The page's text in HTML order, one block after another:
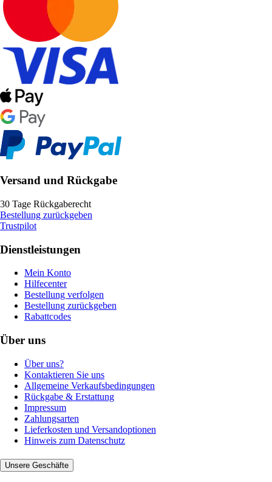
Versand und Rückgabe
30 Tage Rückgaberecht
Bestellung zurückgeben
Trustpilot
Dienstleistungen
Mein Konto
Hilfecenter
Bestellung verfolgen
Bestellung zurückgeben
Rabattcodes
Über uns
Über uns?
Kontaktieren Sie uns
Allgemeine Verkaufsbedingungen
Rückgabe & Erstattung
Impressum
Zahlungsarten
Lieferkosten und Versandoptionen
Hinweis zum Datenschutz
Unsere Geschäfte